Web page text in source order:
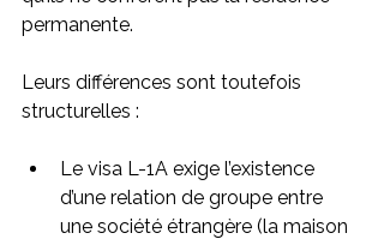
permanente.
Leurs différences sont toutefois
structurelles :
Le visa L-1A exige l’existence
d’une relation de groupe entre
une société étrangère (la maison